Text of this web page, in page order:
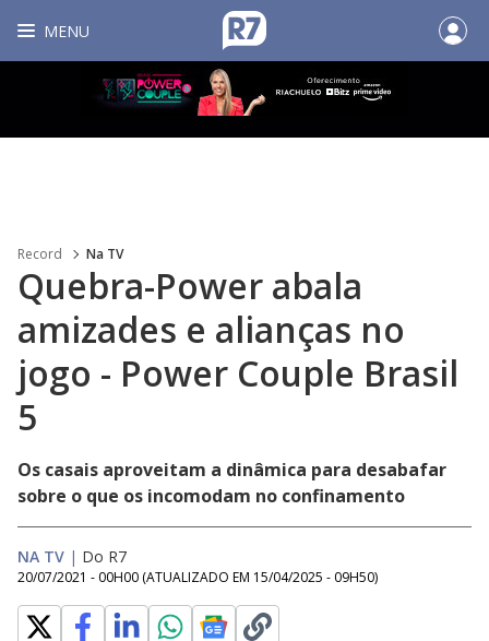
MENU
Record Na TV
Quebra-Power abala
amizades e alianças no
jogo - Power Couple Brasil
5
Os casais aproveitam a dinâmica para desabafar
sobre o que os incomodam no confinamento
NA TV | Do R7
20/07/2021 - 00H00 (ATUALIZADO EM 15/04/2025 - 09H50)